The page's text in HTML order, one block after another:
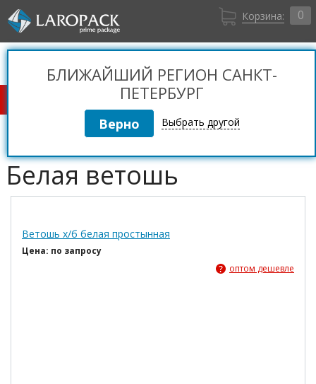
Корзина: 0
Санкт-Петербург
+7 (812) 309 36 06
Вход
Регистрация
КАТАЛОГ ТОВАРОВ
БЛИЖАЙШИЙ РЕГИОН САНКТ-
ПЕТЕРБУРГ
Выбрать другой
Белая ветошь
Ветошь х/б белая простынная
Цена: по запросу
оптом дешевле